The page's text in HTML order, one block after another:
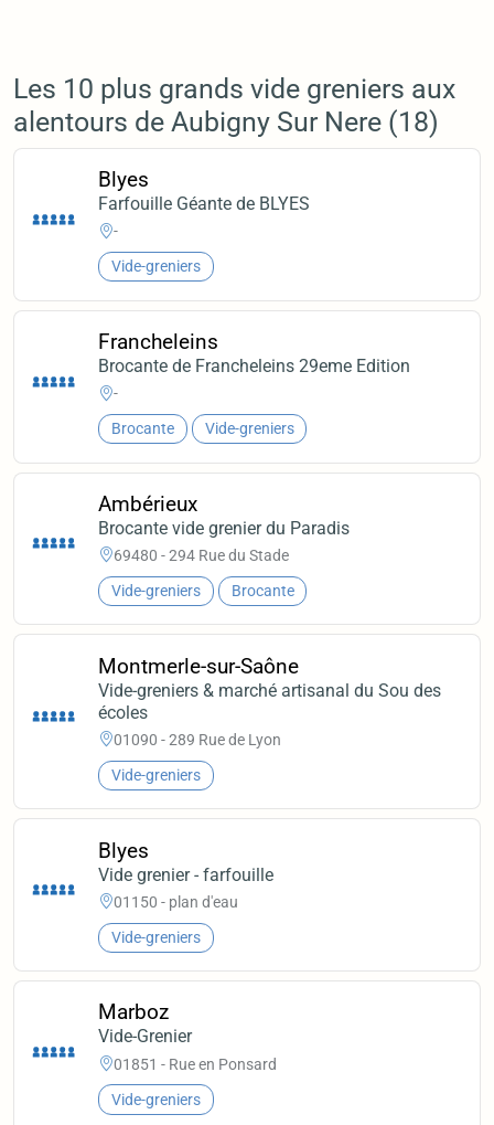
Les 10 plus grands vide greniers aux
alentours de Aubigny Sur Nere (18)
Blyes
Farfouille Géante de BLYES
-
Vide-greniers
Francheleins
Brocante de Francheleins 29eme Edition
-
Brocante Vide-greniers
Ambérieux
Brocante vide grenier du Paradis
69480 - 294 Rue du Stade
Vide-greniers Brocante
Montmerle-sur-Saône
Vide-greniers & marché artisanal du Sou des
écoles
01090 - 289 Rue de Lyon
Vide-greniers
Blyes
Vide grenier - farfouille
01150 - plan d'eau
Vide-greniers
Marboz
Vide-Grenier
01851 - Rue en Ponsard
Vide-greniers